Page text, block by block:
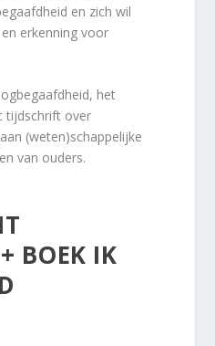
en zich wil
erkenning voor
het
tijdschrift over
(weten)schappelijke
van ouders.
BOEK IK